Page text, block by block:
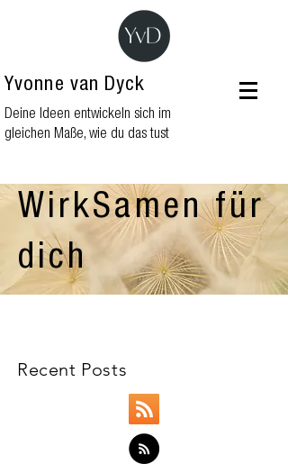
Yvonne van Dyck
Deine Ideen entwickeln sich im
gleichen Maße, wie du das tust
WirkSamen für
dich
Recent Posts